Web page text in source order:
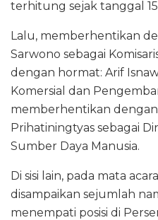
terhitung sejak tanggal
Lalu, memberhentikan
Sarwono sebagai
dengan hormat: Arif
Komersial dan
memberhentikan dengan
Prihatiningtyas sebagai
Sumber Daya Manusia.
Di sisi lain, pada mata
disampaikan sejumlah
menempati posisi di